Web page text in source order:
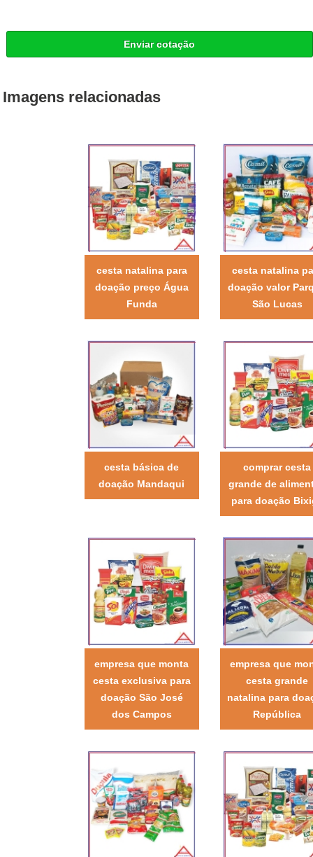
Enviar cotação
Imagens relacionadas
cesta natalina para
doação preço Água
Funda
cesta natalina
doação valor
São Lucas
cesta básica de
doação Mandaqui
comprar cesta
grande de
para doação
empresa que monta
cesta exclusiva para
doação São José
dos Campos
empresa que
cesta grande
natalina para
República